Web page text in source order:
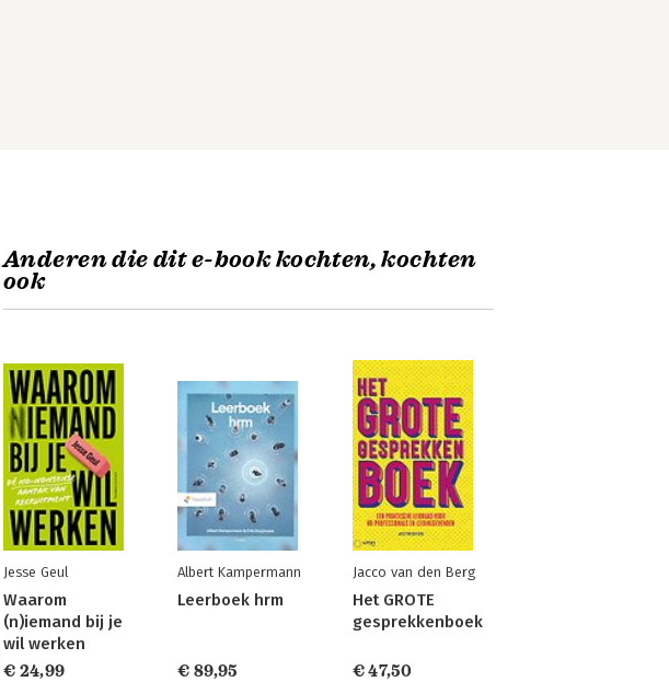
Anderen die dit e-book kochten, kochten
ook
Jesse Geul
Waarom
(n)iemand bij je
wil werken
€ 24,99
Albert Kampermann
Leerboek hrm
€ 89,95
Jacco van den Berg
Het GROTE
gesprekkenboek
€ 47,50